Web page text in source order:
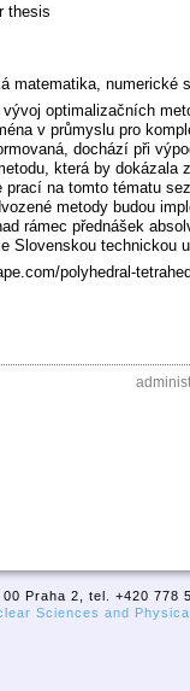
thesis
matematika, numerické
optimalizačních
v průmyslu pro
dochází při
která by
na tomto tématu
metody budou
rámec přednášek
Slovenskou technickou
polyhedral-
Praha 2, tel. +420 778
Sciences and